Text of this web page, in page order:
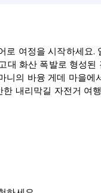
여정을 시작하세요.
화산 폭발로 형성
의 바융 게데 마을에
내리막길 자전거 여